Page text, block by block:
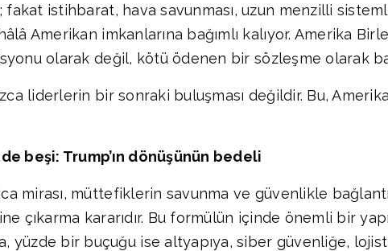
istihbarat, hava savunması, uzun menzilli
Amerikan imkanlarına bağımlı kalıyor. Amerika
olarak değil, kötü ödenen bir sözleşme olarak
liderlerin bir sonraki buluşması değildir. Bu,
beşi: Trump’ın dönüşünün bedeli
mirası, müttefiklerin savunma ve güvenlikle
çıkarma kararıdır. Bu formülün içinde önemli bir
yüzde bir buçuğu ise altyapıya, siber güvenliğe,